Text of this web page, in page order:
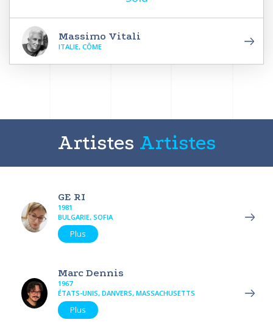
Massimo Vitali
ITALIE, CÔME
Artistes Artistes
GE RI
1981
BULGARIE, SOFIA
Plus
Marc Dennis
1967
ÉTATS-UNIS, DANVERS, MASSACHUSETTS
Plus